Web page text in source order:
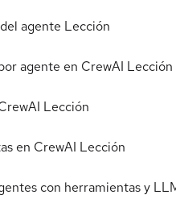
agente Lección
agente en CrewAI Lección
Lección
en CrewAI Lección
con herramientas y